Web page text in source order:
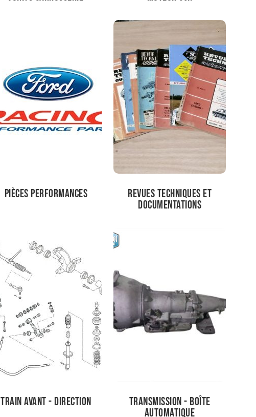
Pièces performances
Revues techniques et
documentations
Train avant - Direction
Transmission - Boîte
automatique